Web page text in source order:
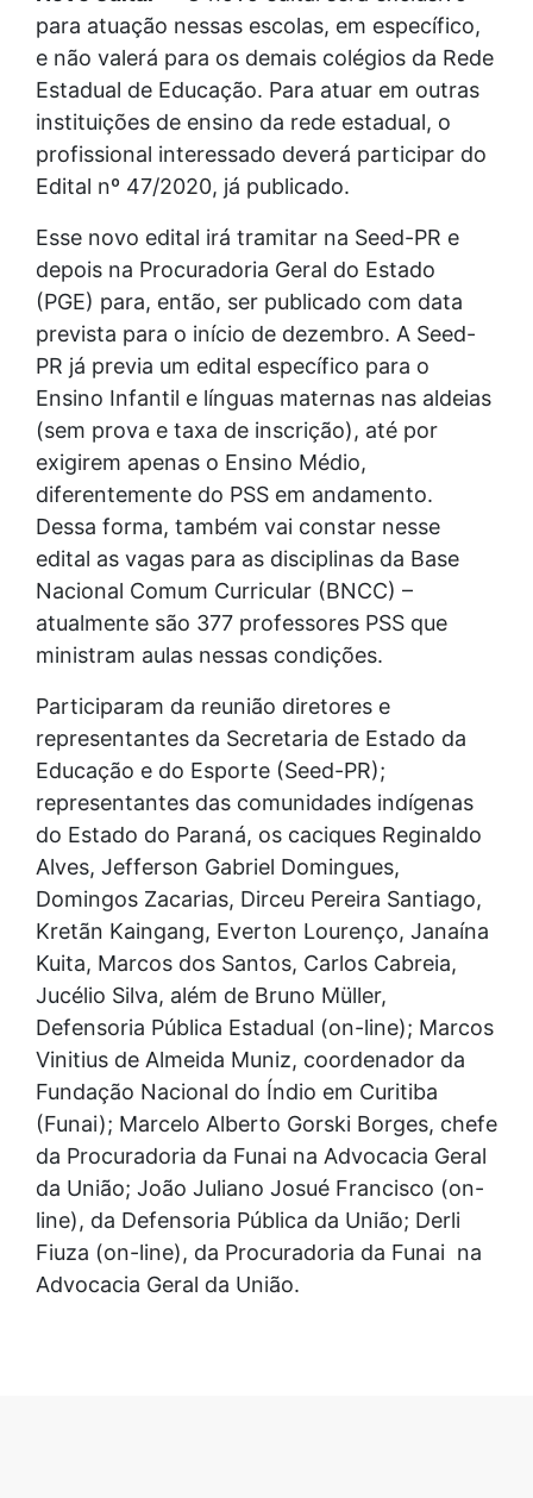
para atuação nessas escolas, em específico,
e não valerá para os demais colégios da Rede
Estadual de Educação. Para atuar em outras
instituições de ensino da rede estadual, o
profissional interessado deverá participar do
Edital nº 47/2020, já publicado.
Esse novo edital irá tramitar na Seed-PR e
depois na Procuradoria Geral do Estado
(PGE) para, então, ser publicado com data
prevista para o início de dezembro. A Seed-
PR já previa um edital específico para o
Ensino Infantil e línguas maternas nas aldeias
(sem prova e taxa de inscrição), até por
exigirem apenas o Ensino Médio,
diferentemente do PSS em andamento.
Dessa forma, também vai constar nesse
edital as vagas para as disciplinas da Base
Nacional Comum Curricular (BNCC) –
atualmente são 377 professores PSS que
ministram aulas nessas condições.
Participaram da reunião diretores e
representantes da Secretaria de Estado da
Educação e do Esporte (Seed-PR);
representantes das comunidades indígenas
do Estado do Paraná, os caciques Reginaldo
Alves, Jefferson Gabriel Domingues,
Domingos Zacarias, Dirceu Pereira Santiago,
Kretãn Kaingang, Everton Lourenço, Janaína
Kuita, Marcos dos Santos, Carlos Cabreia,
Jucélio Silva, além de Bruno Müller,
Defensoria Pública Estadual (on-line); Marcos
Vinitius de Almeida Muniz, coordenador da
Fundação Nacional do Índio em Curitiba
(Funai); Marcelo Alberto Gorski Borges, chefe
da Procuradoria da Funai na Advocacia Geral
da União; João Juliano Josué Francisco (on-
line), da Defensoria Pública da União; Derli
Fiuza (on-line), da Procuradoria da Funai na
Advocacia Geral da União.